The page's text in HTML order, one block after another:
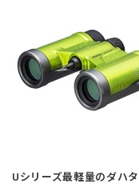
Uシリーズ最軽量のダハ